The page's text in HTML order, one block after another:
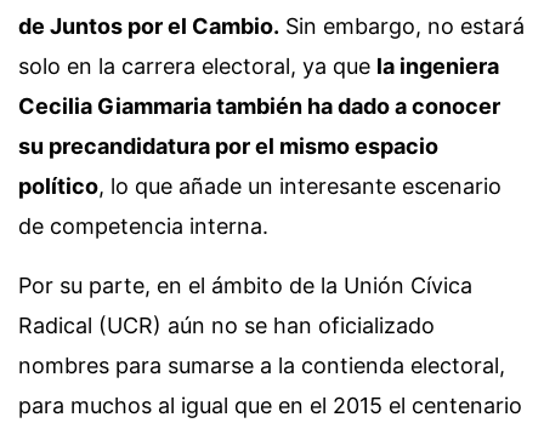
de Juntos por el Cambio. Sin embargo, no estará
solo en la carrera electoral, ya que la ingeniera
Cecilia Giammaria también ha dado a conocer
su precandidatura por el mismo espacio
político, lo que añade un interesante escenario
de competencia interna.
Por su parte, en el ámbito de la Unión Cívica
Radical (UCR) aún no se han oficializado
nombres para sumarse a la contienda electoral,
para muchos al igual que en el 2015 el centenario